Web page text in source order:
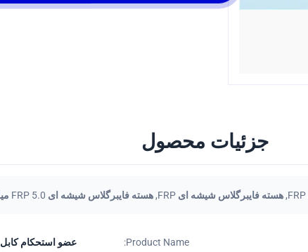
جزئیات محصول
, هسته فایبرگلاس شیشه ای FRP , هسته فایبرگلاس شیشه ای FRP 5.0 میلی متر
Product Name: عضو استحکام کابل